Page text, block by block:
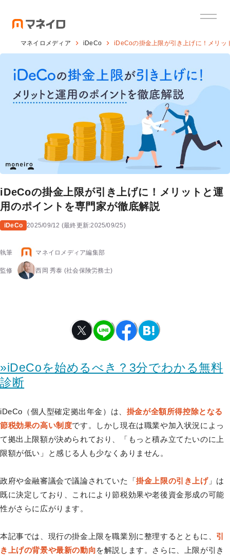
マネイロメディア iDeCo iDeCoの掛金上限が引き上げに！メリ
iDeCoの掛金上限が引き上げに！メリットと運
用のポイントを専門家が徹底解説
iDeCo 2025/09/12 (最終更新:2025/09/25)
執筆 マネイロメディア編集部
監修 西岡 秀泰 (社会保険労務士)
»iDeCoを始めるべき？3分でわかる無料
診断
iDeCo（個人型確定拠出年金）は、 掛金が全額所得控除となる
節税効果の高い制度です。しかし現在は職業や加入状況によっ
て拠出上限額が決められており、「もっと積み立てたいのに上
限額が低い」と感じる人も少なくありません。
政府や金融審議会で議論されていた「掛金上限の引き上げ」は
既に決定しており、これにより節税効果や老後資金形成の可能
性がさらに広がります。
本記事では、現行の掛金上限を職業別に整理するとともに、 引
き上げの背景や最新の動向を解説します。さらに、上限が引き